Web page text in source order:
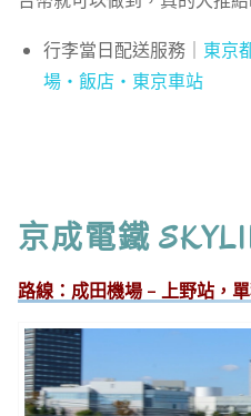
行李當日配送服務｜ 東京
場・飯店・東京車站
京成電鐵
路線：成田機場 – 上野站，